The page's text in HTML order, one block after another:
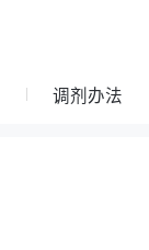
调剂办法